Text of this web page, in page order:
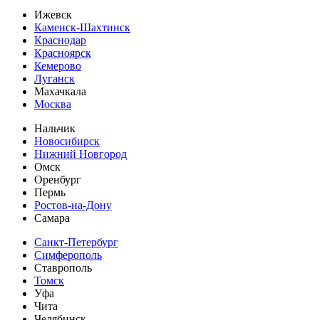
Ижевск
Каменск-Шахтинск
Краснодар
Красноярск
Кемерово
Луганск
Махачкала
Москва
Нальчик
Новосибирск
Нижний Новгород
Омск
Оренбург
Пермь
Ростов-на-Дону
Самара
Санкт-Петербург
Симферополь
Ставрополь
Томск
Уфа
Чита